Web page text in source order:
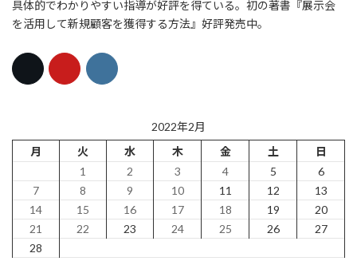
具体的でわかりやすい指導が好評を得ている。初の著書『展示会
を活用して新規顧客を獲得する方法』好評発売中。
2022年2月
月
火 水 木 金 土
日
1
2 3 4 5
6
7
8 9 10 11 12
13
14
15 16 17 18 19
20
21
22 23 24 25 26
27
28